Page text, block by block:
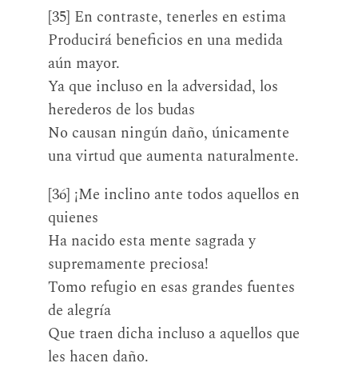
[35] En contraste, tenerles en estima
Producirá beneficios en una medida
aún mayor.
Ya que incluso en la adversidad, los
herederos de los budas
No causan ningún daño, únicamente
una virtud que aumenta naturalmente.
[36] ¡Me inclino ante todos aquellos en
quienes
Ha nacido esta mente sagrada y
supremamente preciosa!
Tomo refugio en esas grandes fuentes
de alegría
Que traen dicha incluso a aquellos que
les hacen daño.